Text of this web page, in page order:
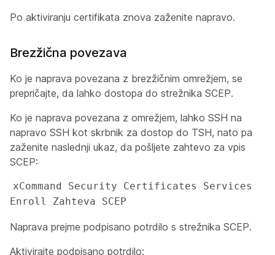
Po aktiviranju certifikata znova zaženite napravo.
Brezžična povezava
Ko je naprava povezana z brezžičnim omrežjem, se
prepričajte, da lahko dostopa do strežnika SCEP.
Ko je naprava povezana z omrežjem, lahko SSH na
napravo SSH kot skrbnik za dostop do TSH, nato pa
zaženite naslednji ukaz, da pošljete zahtevo za vpis
SCEP:
xCommand Security Certificates Services
Enroll Zahteva SCEP
Naprava prejme podpisano potrdilo s strežnika SCEP.
Aktivirajte podpisano potrdilo: